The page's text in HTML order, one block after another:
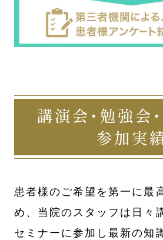
講演会・勉強会
参加実
患者様のご希望を第一に最
め、当院のスタッフは日々
セミナーに参加し最新の知